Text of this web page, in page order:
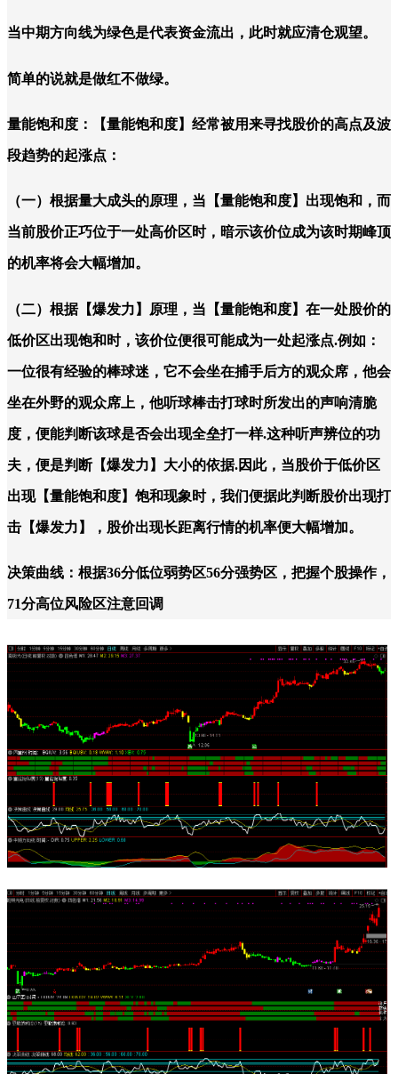
当中期方向线为绿色是代表资金流出，此时就应清仓观望。
简单的说就是做红不做绿。
量能饱和度：【量能饱和度】经常被用来寻找股价的高点及波
段趋势的起涨点：
（一）根据量大成头的原理，当【量能饱和度】出现饱和，而
当前股价正巧位于一处高价区时，暗示该价位成为该时期峰顶
的机率将会大幅增加。
（二）根据【爆发力】原理，当【量能饱和度】在一处股价的
低价区出现饱和时，该价位便很可能成为一处起涨点.例如：
一位很有经验的棒球迷，它不会坐在捕手后方的观众席，他会
坐在外野的观众席上，他听球棒击打球时所发出的声响清脆
度，便能判断该球是否会出现全垒打一样.这种听声辨位的功
夫，便是判断【爆发力】大小的依据.因此，当股价于低价区
出现【量能饱和度】饱和现象时，我们便据此判断股价出现打
击【爆发力】，股价出现长距离行情的机率便大幅增加。
决策曲线：根据36分低位弱势区56分强势区，把握个股操作，
71分高位风险区注意回调